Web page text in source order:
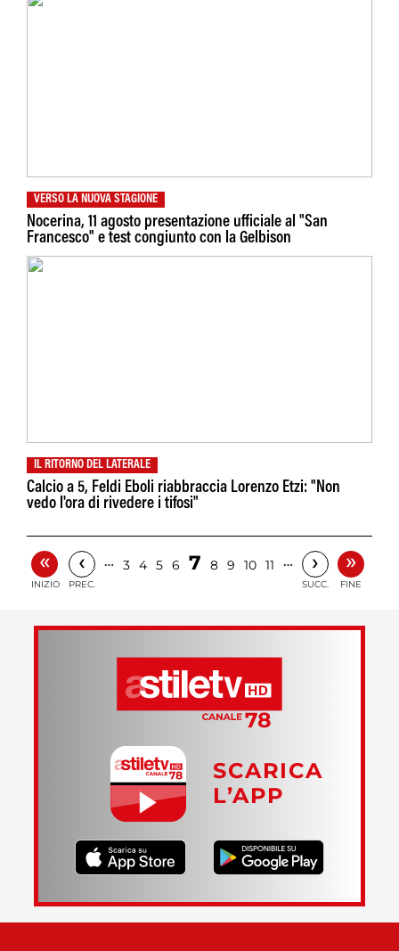
VERSO LA NUOVA STAGIONE
Nocerina, 11 agosto presentazione ufficiale al "San
Francesco" e test congiunto con la Gelbison
IL RITORNO DEL LATERALE
Calcio a 5, Feldi Eboli riabbraccia Lorenzo Etzi: "Non
vedo l'ora di rivedere i tifosi"
«
INIZIO
‹
PREC.
… 3 4 5 6 7 8 9 10 11 … ›
SUCC.
»
FINE
SCARICA
L’APP